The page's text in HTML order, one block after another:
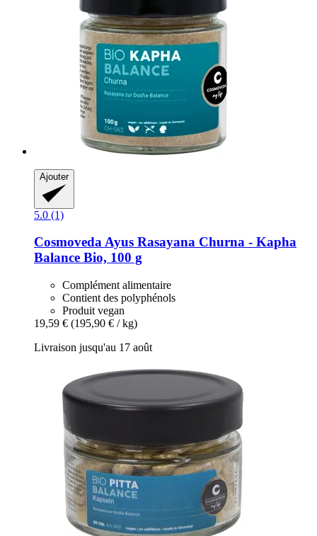
Ajouter
5.0 (1)
CosmovedaAyus Rasayana Churna -​ Kapha
Balance Bio, 100 g
Complément alimentaire
Contient des polyphénols
Produit vegan
19,59 € (195,90 € / kg)
Livraison jusqu'au 17 août